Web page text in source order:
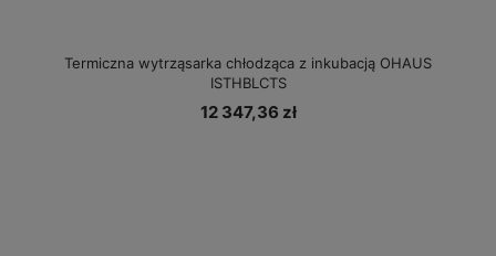
Termiczna wytrząsarka chłodząca z inkubacją OHAUS
ISTHBLCTS
12 347,36 zł